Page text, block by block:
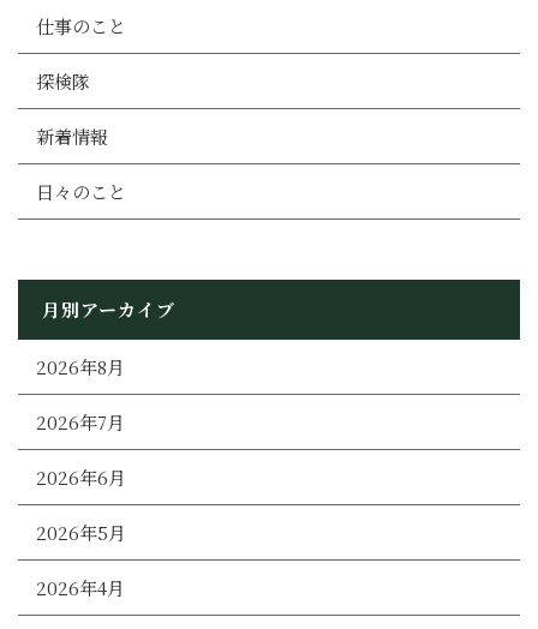
仕事のこと
探検隊
新着情報
日々のこと
月別アーカイブ
2026年8月
2026年7月
2026年6月
2026年5月
2026年4月